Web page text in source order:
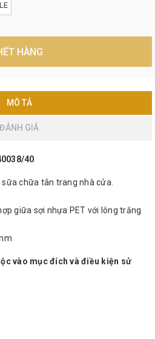
HÀNG
MÔ TẢ
ĐÁNH GIÁ
40
chữa tân trang nhà cửa.
giữa sợi nhựa PET với lông trắng
vào mục đích và điều kiện sử